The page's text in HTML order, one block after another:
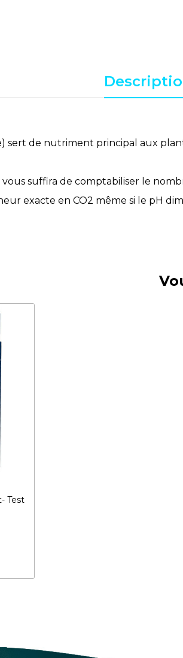
sert de nutriment principal aux
vous suffira de comptabiliser le
exacte en CO2 même si le pH
Test